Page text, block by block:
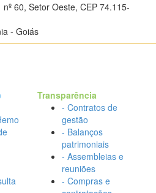
nº 60, Setor Oeste, CEP 74.115-
- Goiás
Transparência
- Contratos de
gestão
- Balanços
patrimoniais
- Assembleias e
reuniões
- Compras e